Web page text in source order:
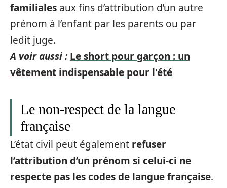
familiales aux fins d’attribution d’un autre
prénom à l’enfant par les parents ou par
ledit juge.
A voir aussi : Le short pour garçon : un
vêtement indispensable pour l'été
Le non-respect de la langue
française
L’état civil peut également refuser
l’attribution d’un prénom si celui-ci ne
respecte pas les codes de langue française.